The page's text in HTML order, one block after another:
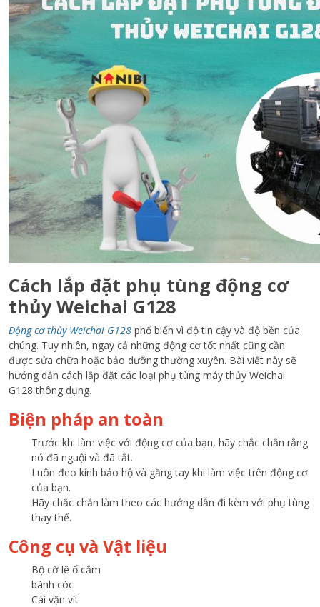
Cách lắp đặt phụ tùng động cơ
thủy Weichai G128
Động cơ thủy Weichai G128 phổ biến vì độ tin cậy và độ bền của
chúng. Tuy nhiên, ngay cả những động cơ tốt nhất cũng cần
được sửa chữa hoặc bảo dưỡng thường xuyên. Bài viết này sẽ
hướng dẫn cách lắp đặt các loại phụ tùng máy thủy Weichai
G128 thông dụng.
Biện pháp an toàn
Trước khi làm việc với động cơ của bạn, hãy chắc chắn rằng
nó đã nguội và đã tắt.
Luôn đeo kính bảo hộ và găng tay khi làm việc trên động cơ
của bạn.
Hãy chắc chắn làm theo các hướng dẫn đi kèm với phụ tùng
thay thế.
Công cụ và Vật liệu
Bộ cờ lê ổ cắm
bánh cóc
Cái vặn vít